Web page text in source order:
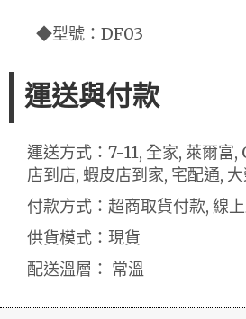
◆型號：DF03
運送與付款
運送方式：7-11, 全家, 萊爾富,
店到店, 蝦皮店到家, 宅配通,
付款方式：超商取貨付款, 線
供貨模式：現貨
配送溫層： 常溫